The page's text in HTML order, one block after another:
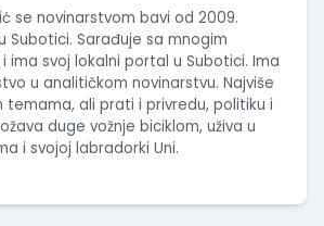
se novinarstvom bavi od 2009.
Subotici. Sarađuje sa mnogim
ima svoj lokalni portal u Subotici. Ima
u analitičkom novinarstvu. Najviše
temama, ali prati i privredu, politiku i
duge vožnje biciklom, uživa u
i svojoj labradorki Uni.